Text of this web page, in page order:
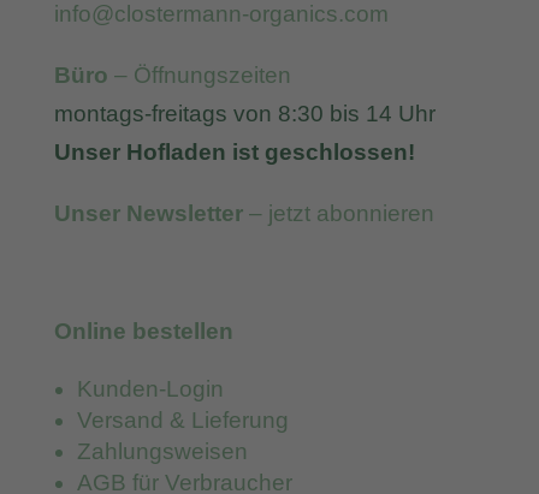
info@clostermann-organics.com
Büro – Öffnungszeiten
montags-freitags von 8:30 bis 14 Uhr
Unser Hofladen ist geschlossen!
Unser Newsletter– jetzt abonnieren
Online bestellen
Kunden-Login
Versand & Lieferung
Zahlungsweisen
AGB für Verbraucher